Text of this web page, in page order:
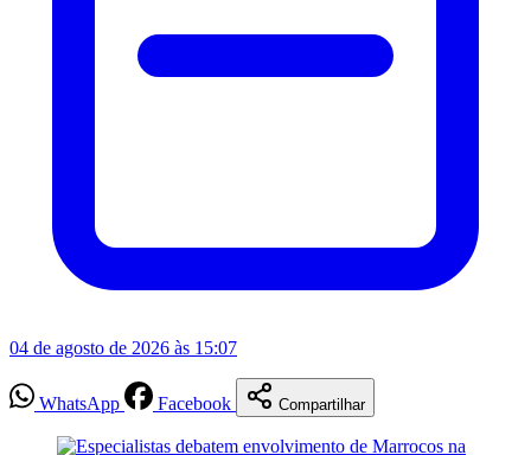
04 de agosto de 2026 às 15:07
WhatsApp Facebook Compartilhar